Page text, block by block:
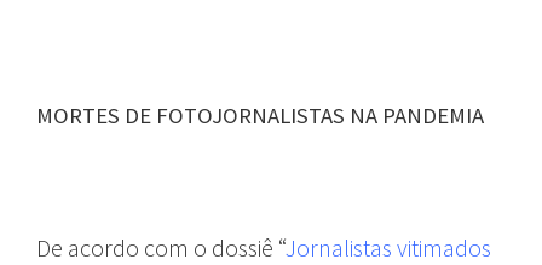
MORTES DE FOTOJORNALISTAS NA PANDEMIA
De acordo com o dossiê “Jornalistas vitimados